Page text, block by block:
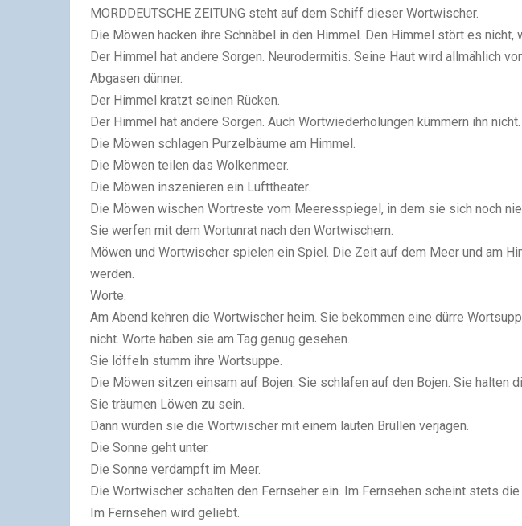
MORDDEUTSCHE ZEITUNG steht auf dem Schiff dieser Wortwischer.
Die Möwen hacken ihre Schnäbel in den Himmel. Den Himmel stört es nicht,
Der Himmel hat andere Sorgen. Neurodermitis. Seine Haut wird allmählich
Abgasen dünner.
Der Himmel kratzt seinen Rücken.
Der Himmel hat andere Sorgen. Auch Wortwiederholungen kümmern ihn nicht.
Die Möwen schlagen Purzelbäume am Himmel.
Die Möwen teilen das Wolkenmeer.
Die Möwen inszenieren ein Lufttheater.
Die Möwen wischen Wortreste vom Meeresspiegel, in dem sie sich noch
Sie werfen mit dem Wortunrat nach den Wortwischern.
Möwen und Wortwischer spielen ein Spiel. Die Zeit auf dem Meer und am
werden.
Worte.
Am Abend kehren die Wortwischer heim. Sie bekommen eine dürre
nicht. Worte haben sie am Tag genug gesehen.
Sie löffeln stumm ihre Wortsuppe.
Die Möwen sitzen einsam auf Bojen. Sie schlafen auf den Bojen. Sie halten
Sie träumen Löwen zu sein.
Dann würden sie die Wortwischer mit einem lauten Brüllen verjagen.
Die Sonne geht unter.
Die Sonne verdampft im Meer.
Die Wortwischer schalten den Fernseher ein. Im Fernsehen scheint stets die
Im Fernsehen wird geliebt.